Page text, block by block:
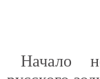
Начало